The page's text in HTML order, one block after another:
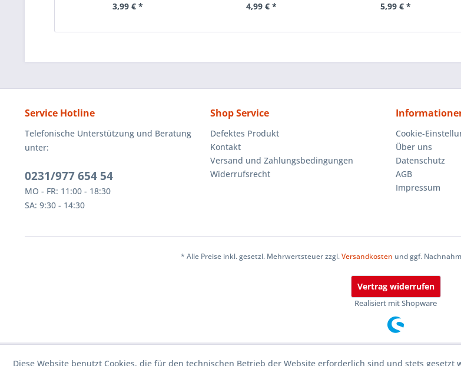
3,99 € * 4,99 € * 5,99 € *
Service Hotline
Telefonische Unterstützung und Beratung
unter:
0231/977 654 54
MO - FR: 11:00 - 18:30
SA: 9:30 - 14:30
Shop Service
Defektes Produkt
Kontakt
Versand und Zahlungsbedingungen
Widerrufsrecht
Cookie-
Über uns
Datenschutz
AGB
Impressum
* Alle Preise inkl. gesetzl. Mehrwertsteuer zzgl.Versandkosten und ggf.
Vertrag widerrufen
Realisiert mit Shopware
Diese Website benutzt Cookies, die für den technischen Betrieb der Website erforderlich sind und stets gesetzt